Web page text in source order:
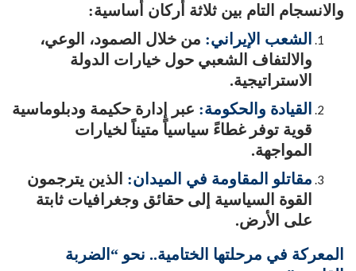
والانسجام التام بين ثلاثة أركان أساسية:
الشعب الإيراني: من خلال الصمود، الوعي،
والالتفاف الشعبي حول خيارات الدولة
الاستراتيجية.
القيادة والحكومة: عبر إدارة حكيمة ودبلوماسية
قوية توفر غطاءً سياسياً متيناً لخيارات
المواجهة.
مقاتلو المقاومة في الميدان: الذين يترجمون
القوة السياسية إلى حقائق وجغرافيات ثابتة
على الأرض.
المعركة في مرحلتها الختامية.. نحو “الضربة